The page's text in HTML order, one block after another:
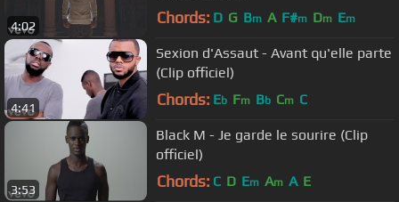
4:02 Chords: D G Bm A F#m Dm Em
4:41
Sexion d'Assaut - Avant qu'elle parte
(Clip officiel)
Chords: Eb Fm Bb Cm C
3:53
Black M - Je garde le sourire (Clip
officiel)
Chords: C D Em Am A E